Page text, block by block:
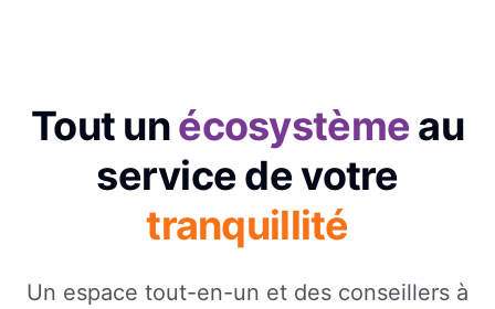
Tout unécosystèmeau
service de votre
tranquillité
Un espace tout-en-un et des conseillers à